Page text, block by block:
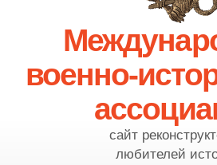
военно-
сайт
любителей